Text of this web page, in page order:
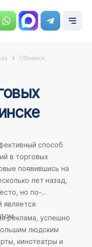
Обнинск
способ
в торговых
появившись на
лет назад,
но по-
является
реклама, успешно
людским
кинотеатры и